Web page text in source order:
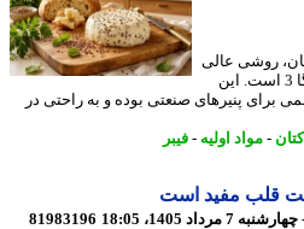
روشی عالی
پنیری سرشار از فیبر و امگا 3 است. این
پنیرهای صنعتی بوده و به راحتی در
-مواد اولیه -فیبر
قلب مفید است
81983196